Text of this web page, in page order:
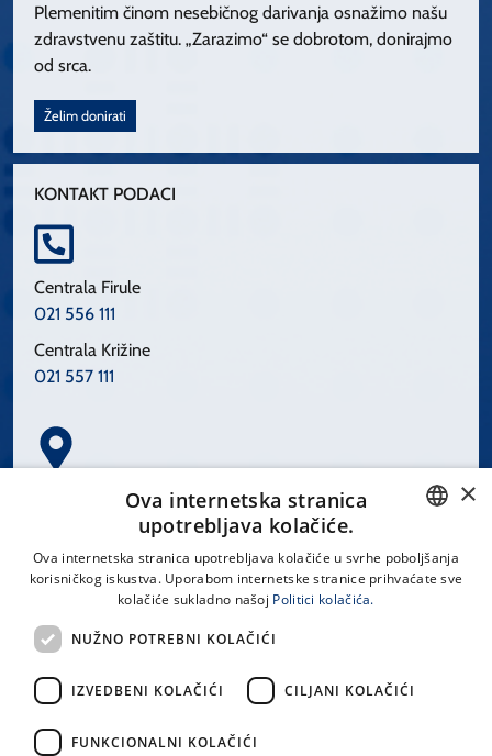
Plemenitim činom nesebičnog darivanja osnažimo našu
zdravstvenu zaštitu. „Zarazimo“ se dobrotom, donirajmo
od srca.
Želim donirati
KONTAKT PODACI
Centrala Firule
021 556 111
Centrala Križine
021 557 111
Spinčićeva 1, 21000 Split
LINKOVI
Uvjeti korištenja
CROATIAN
×
Ova internetska stranica
upotrebljava kolačiće.
Ova internetska stranica upotrebljava kolačiće u svrhe poboljšanja
korisničkog iskustva. Uporabom internetske stranice prihvaćate sve
kolačiće sukladno našoj Politici kolačića.
NUŽNO POTREBNI KOLAČIĆI
IZVEDBENI KOLAČIĆI CILJANI KOLAČIĆI
FUNKCIONALNI KOLAČIĆI